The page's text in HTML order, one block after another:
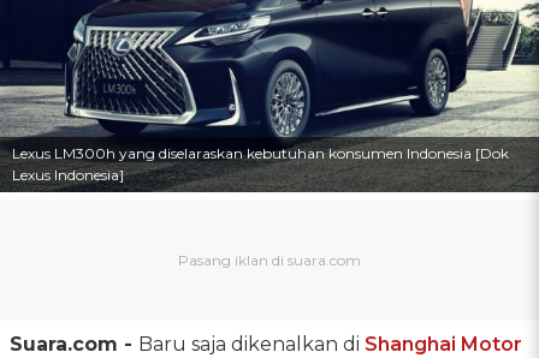
Lexus LM300h yang diselaraskan kebutuhan konsumen Indonesia [Dok
Lexus Indonesia]
Suara.com - Baru saja dikenalkan di Shanghai Motor